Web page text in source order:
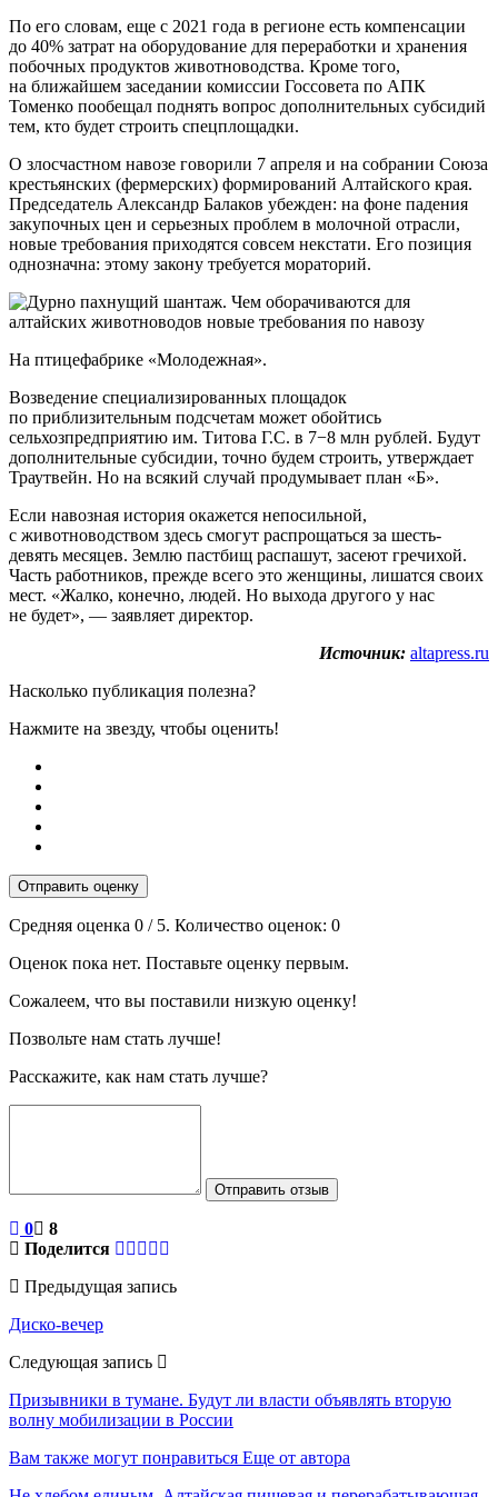
По его словам, еще с 2021 года в регионе есть компенсации
до 40% затрат на оборудование для переработки и хранения
побочных продуктов животноводства. Кроме того,
на ближайшем заседании комиссии Госсовета по АПК
Томенко пообещал поднять вопрос дополнительных субсидий
тем, кто будет строить спецплощадки.
О злосчастном навозе говорили 7 апреля и на собрании Союза
крестьянских (фермерских) формирований Алтайского края.
Председатель Александр Балаков убежден: на фоне падения
закупочных цен и серьезных проблем в молочной отрасли,
новые требования приходятся совсем некстати. Его позиция
однозначна: этому закону требуется мораторий.
На птицефабрике «Молодежная».
Возведение специализированных площадок
по приблизительным подсчетам может обойтись
сельхозпредприятию им. Титова Г.С. в 7−8 млн рублей. Будут
дополнительные субсидии, точно будем строить, утверждает
Траутвейн. Но на всякий случай продумывает план «Б».
Если навозная история окажется непосильной,
с животноводством здесь смогут распрощаться за шесть-
девять месяцев. Землю пастбищ распашут, засеют гречихой.
Часть работников, прежде всего это женщины, лишатся своих
мест. «Жалко, конечно, людей. Но выхода другого у нас
не будет», — заявляет директор.
Источник: altapress.ru
Насколько публикация полезна?
Нажмите на звезду, чтобы оценить!
Отправить оценку
Средняя оценка 0 / 5. Количество оценок: 0
Оценок пока нет. Поставьте оценку первым.
Сожалеем, что вы поставили низкую оценку!
Позвольте нам стать лучше!
Расскажите, как нам стать лучше?
Отправить отзыв
0
8
Поделится
Предыдущая запись
Диско-вечер
Следующая запись
Призывники в тумане. Будут ли власти объявлять вторую
волну мобилизации в России
Вам также могут понравиться Еще от автора